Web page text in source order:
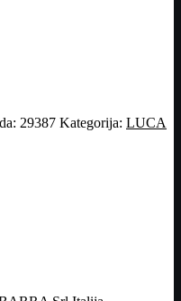
29387 Kategorija: LUCA